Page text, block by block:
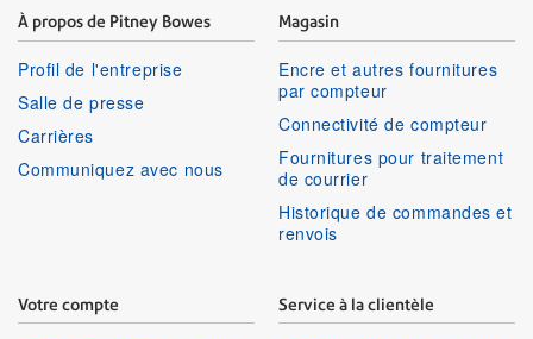
À propos de Pitney Bowes
Profil de l'entreprise
Salle de presse
Carrières
Communiquez avec nous
Magasin
Encre et autres fournitures
par compteur
Connectivité de compteur
Fournitures pour traitement
de courrier
Historique de commandes et
renvois
Votre compte Service à la clientèle